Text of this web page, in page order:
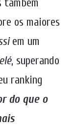
os maiores
em um
, superando
ranking
do que o